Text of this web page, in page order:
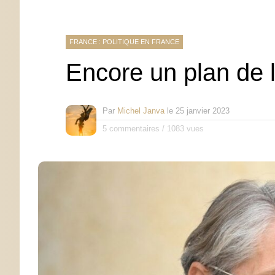
FRANCE : POLITIQUE EN FRANCE
Encore un plan de
Par Michel Janva le 25 janvier 2023
5 commentaires / 1083 vues